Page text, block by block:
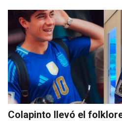
Colapinto llevó el